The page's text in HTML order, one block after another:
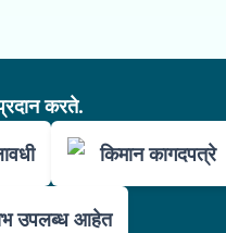
करते.
किमान कागदपत्रे
उपलब्ध आहेत